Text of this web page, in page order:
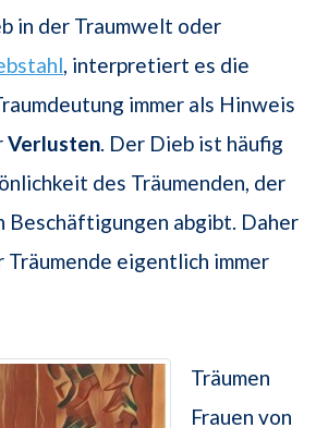
in der Traumwelt oder
, interpretiert es die
immer als Hinweis
Verlusten . Der Dieb ist häufig
des Träumenden, der
Beschäftigungen abgibt. Daher
eigentlich immer
Träumen
Frauen von